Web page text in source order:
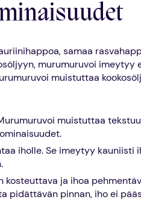
samaa
murumuruvoi imeytyy
muistuttaa
muistuttaa
iholle. Se imeytyy kauniisti
kosteuttava ja ihoa
pidättävän pinnan, iho ei